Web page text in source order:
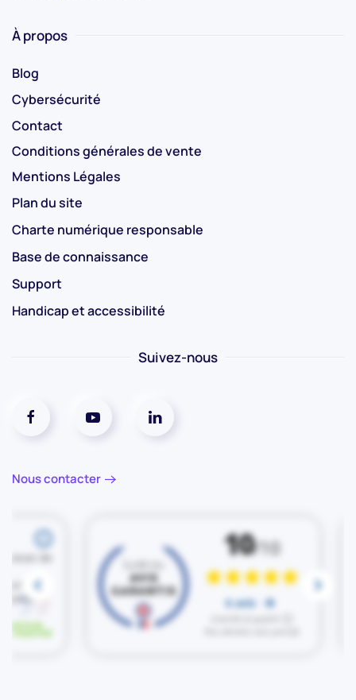
À propos
Blog
Cybersécurité
Contact
Conditions générales de vente
Mentions Légales
Plan du site
Charte numérique responsable
Base de connaissance
Support
Handicap et accessibilité
Suivez-nous
Réseaux social facebook Réseaux social youtube Réseaux social linkedin
Nous contacter